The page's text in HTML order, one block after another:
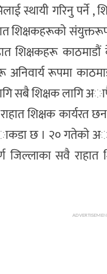
स्थायी गरिनु पर्ने
शिक्षकहरूकाे
शिक्षकहरू
अनिवार्य रूपमा
सबै शिक्षक लागि
शिक्षक कार्यरत
छ । २० गतेकाे
जिल्लाका सवै